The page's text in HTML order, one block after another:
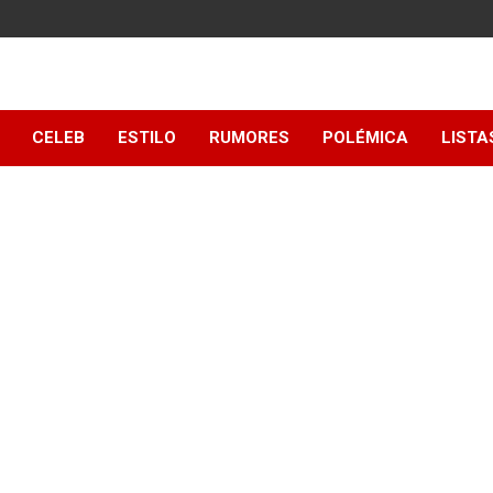
CELEB ESTILO RUMORES POLÉMICA